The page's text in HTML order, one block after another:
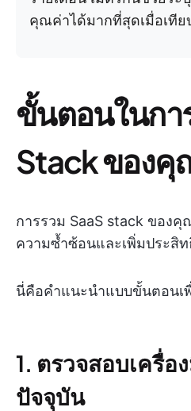
คุณค่าได้มากที่สุดเมื่อเที
ขั้นตอนในกา
Stack ของ
การรวม SaaS stack ของ
ความซ้ำซ้อนและเพิ่มประสิ
นี่คือคำแนะนำแบบขั้นตอนเ
1. ตรวจสอบเครื่
ปัจจุบัน